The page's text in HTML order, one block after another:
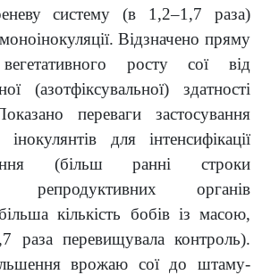
систему (в 1,2–1,7 раза)
Відзначено пряму
вегетативного росту сої від
(азотфіксувальної) здатності
переваги застосування
для інтенсифікації
(більш ранні строки
репродуктивних органів
кількість бобів із масою,
раза перевищувала контроль).
врожаю сої до штаму-